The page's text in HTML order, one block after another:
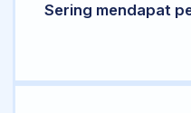
Sering mendapat